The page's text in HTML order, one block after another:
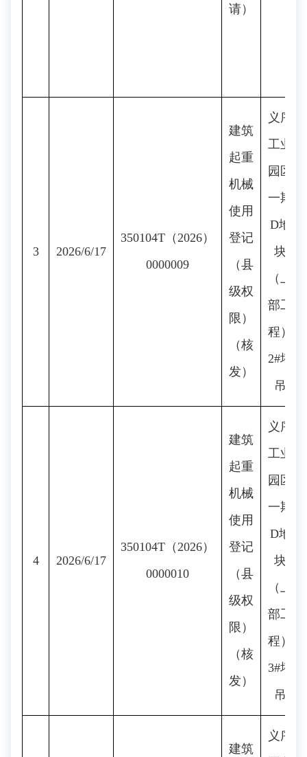
请）
3 2026/6/17
350104T（2026）
0000009
建筑
起重
机械
使用
登记
（县
级权
限）
（核
发）
义序
工业
园区
一期
D地
块
（上
部工
程）
2#塔
吊
4 2026/6/17
350104T（2026）
0000010
建筑
起重
机械
使用
登记
（县
级权
限）
（核
发）
义序
工业
园区
一期
D地
块
（上
部工
程）
3#塔
吊
建筑
义序